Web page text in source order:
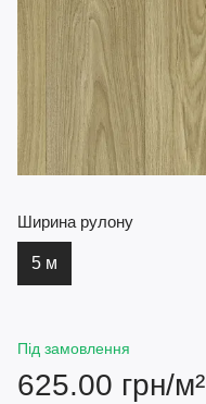
Ширина рулону
5 м
Під замовлення
625.00 грн/м²